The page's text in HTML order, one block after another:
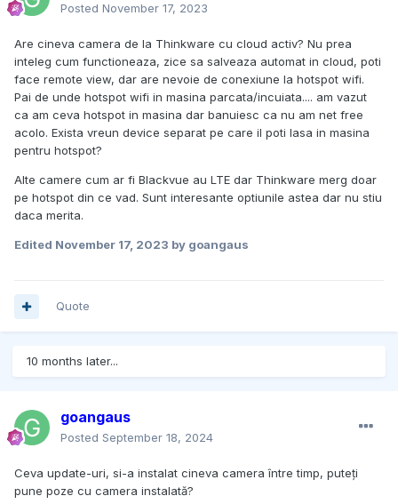
Posted November 17, 2023
Are cineva camera de la Thinkware cu cloud activ? Nu prea
inteleg cum functioneaza, zice sa salveaza automat in cloud, poti
face remote view, dar are nevoie de conexiune la hotspot wifi.
Pai de unde hotspot wifi in masina parcata/incuiata.... am vazut
ca am ceva hotspot in masina dar banuiesc ca nu am net free
acolo. Exista vreun device separat pe care il poti lasa in masina
pentru hotspot?
Alte camere cum ar fi Blackvue au LTE dar Thinkware merg doar
pe hotspot din ce vad. Sunt interesante optiunile astea dar nu stiu
daca merita.
Edited November 17, 2023 by goangaus
Quote
10 months later...
goangaus
Posted September 18, 2024
Ceva update-uri, si-a instalat cineva camera între timp, puteți
pune poze cu camera instalată?